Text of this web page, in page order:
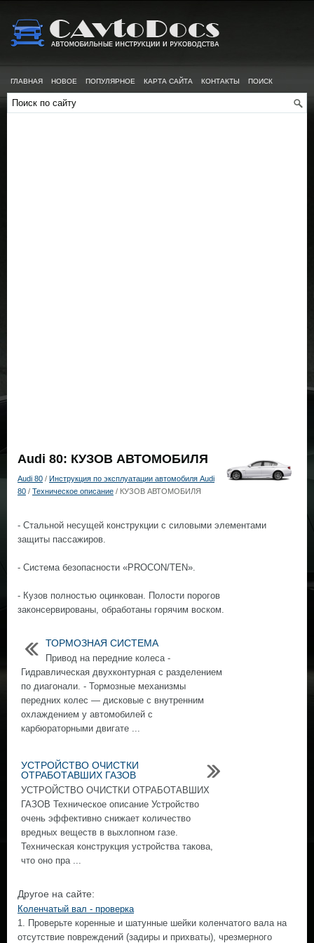
ГЛАВНАЯ НОВОЕ ПОПУЛЯРНОЕ КАРТА САЙТА КОНТАКТЫ ПОИСК
Audi 80: КУЗОВ АВТОМОБИЛЯ
Audi 80 / Инструкция по эксплуатации автомобиля Audi
80 / Техническое описание / КУЗОВ АВТОМОБИЛЯ
- Стальной несущей конструкции с силовыми элементами
защиты пассажиров.
- Система безопасности «PROCON/TEN».
- Кузов полностью оцинкован. Полости порогов
законсервированы, обработаны горячим воском.
ТОРМОЗНАЯ СИСТЕМА
Привод на передние колеса -
Гидравлическая двухконтурная с разделением
по диагонали. - Тормозные механизмы
передних колес — дисковые с внутренним
охлаждением у автомобилей с
карбюраторными двигате ...
УСТРОЙСТВО ОЧИСТКИ
ОТРАБОТАВШИХ ГАЗОВ
УСТРОЙСТВО ОЧИСТКИ ОТРАБОТАВШИХ
ГАЗОВ Техническое описание Устройство
очень эффективно снижает количество
вредных веществ в выхлопном газе.
Техническая конструкция устройства такова,
что оно пра ...
Другое на сайте:
Коленчатый вал - проверка
1. Проверьте коренные и шатунные шейки коленчатого вала на
отсутствие повреждений (задиры и прихваты), чрезмерного